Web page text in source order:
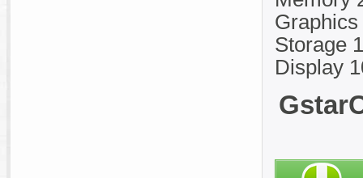
Storage
Display